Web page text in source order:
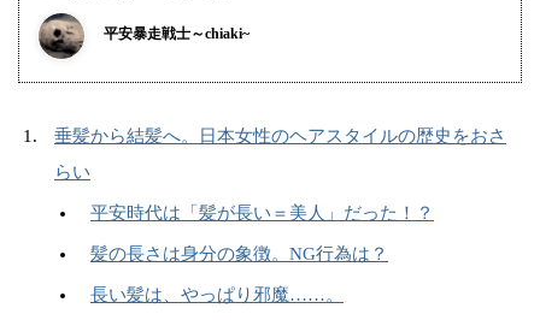
平安暴走戦士～chiaki~
垂髪から結髪へ。日本女性のヘアスタイルの歴史をおさ
らい
平安時代は「髪が長い＝美人」だった！？
髪の長さは身分の象徴。NG行為は？
長い髪は、やっぱり邪魔……。